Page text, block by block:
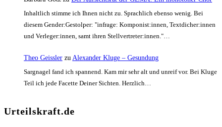
Inhaltlich stimme ich Ihnen nicht zu. Sprachlich ebenso wenig. Bei
diesem Gender:Gestolper: "infrage: Komponist:innen, Textdicher:innen
und Verleger:innen, samt ihren Stellvertreter:innen."…
Theo Geissler zu Alexander Kluge – Gesundung
Sargnagel fand ich spannend. Kam mir sehr alt und unreif vor. Bei Kluge
Teil ich jede Facette Deiner Sichten. Herzlich…
Urteilskraft.de